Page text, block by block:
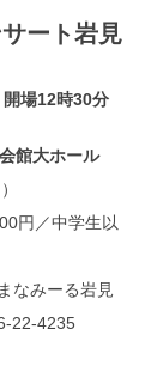
ート岩見
場12時30分
館大ホール
円／中学生以
なみーる岩見
22-4235